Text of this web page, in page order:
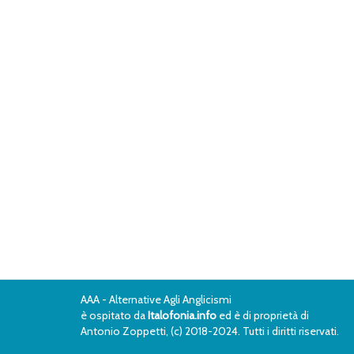
AAA - Alternative Agli Anglicismi
è ospitato daItalofonia.info ed è di proprietà di
Antonio Zoppetti, (c) 2018-2024. Tutti i diritti riservati.